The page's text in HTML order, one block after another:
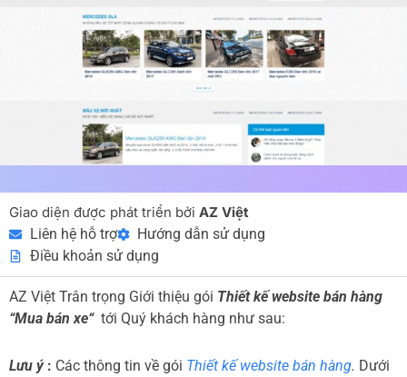
Giao diện được phát triển bởi AZ Việt
Liên hệ hỗ trợ
Hướng dẫn sử dụng
Điều khoản sử dụng
AZ Việt Trân trọng Giới thiệu gói Thiết kế website bán hàng
“Mua bán xe“ tới Quý khách hàng như sau:
Lưu ý: Các thông tin về gói Thiết kế website bán hàng. Dưới